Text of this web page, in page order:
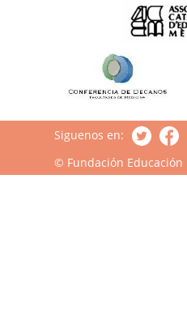
Siguenos en:
© Fundación Educación